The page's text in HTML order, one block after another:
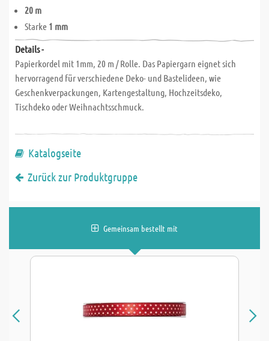
20 m
Starke 1 mm
Details -
Papierkordel mit 1mm, 20 m / Rolle. Das Papiergarn eignet sich
hervorragend für verschiedene Deko- und Bastelideen, wie
Geschenkverpackungen, Kartengestaltung, Hochzeitsdeko,
Tischdeko oder Weihnachtsschmuck.
Katalogseite
Zurück zur Produktgruppe
Gemeinsam bestellt mit